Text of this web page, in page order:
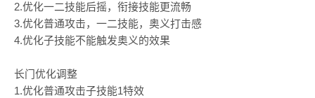
2.优化一二技能后摇，衔接技能更流畅
3.优化普通攻击，一二技能，奥义打击感
4.优化子技能不能触发奥义的效果
长门优化调整
1.优化普通攻击子技能1特效